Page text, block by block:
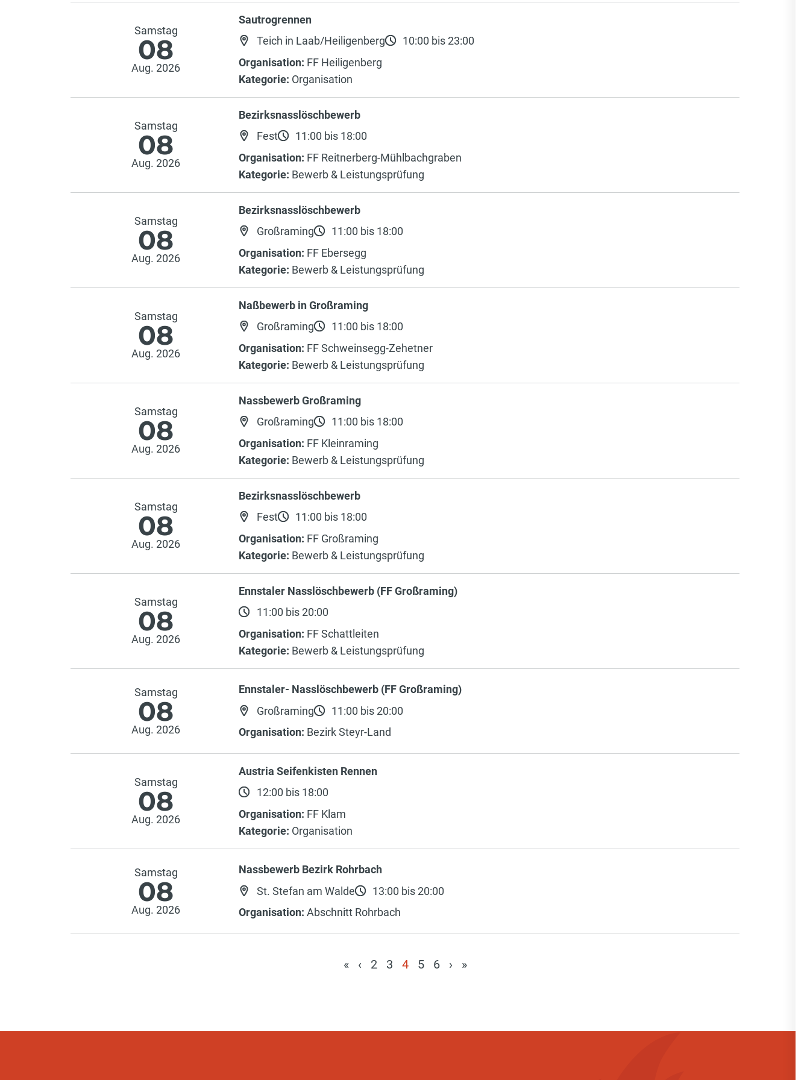
Samstag
08
Aug. 2026
Sautrogrennen
Teich in Laab/Heiligenberg
10:00 bis 23:00
Organisation: FF Heiligenberg
Kategorie: Organisation
Samstag
08
Aug. 2026
Bezirksnasslöschbewerb
Fest
11:00 bis 18:00
Organisation: FF Reitnerberg-Mühlbachgraben
Kategorie: Bewerb & Leistungsprüfung
Samstag
08
Aug. 2026
Bezirksnasslöschbewerb
Großraming
11:00 bis 18:00
Organisation: FF Ebersegg
Kategorie: Bewerb & Leistungsprüfung
Samstag
08
Aug. 2026
Naßbewerb in Großraming
Großraming
11:00 bis 18:00
Organisation: FF Schweinsegg-Zehetner
Kategorie: Bewerb & Leistungsprüfung
Samstag
08
Aug. 2026
Nassbewerb Großraming
Großraming
11:00 bis 18:00
Organisation: FF Kleinraming
Kategorie: Bewerb & Leistungsprüfung
Samstag
08
Aug. 2026
Bezirksnasslöschbewerb
Fest
11:00 bis 18:00
Organisation: FF Großraming
Kategorie: Bewerb & Leistungsprüfung
Samstag
08
Aug. 2026
Ennstaler Nasslöschbewerb (FF Großraming)
11:00 bis 20:00
Organisation: FF Schattleiten
Kategorie: Bewerb & Leistungsprüfung
Samstag
08
Aug. 2026
Ennstaler- Nasslöschbewerb (FF Großraming)
Großraming
11:00 bis 20:00
Organisation: Bezirk Steyr-Land
Samstag
08
Aug. 2026
Austria Seifenkisten Rennen
12:00 bis 18:00
Organisation: FF Klam
Kategorie: Organisation
Samstag
08
Aug. 2026
Nassbewerb Bezirk Rohrbach
St. Stefan am Walde
13:00 bis 20:00
Organisation: Abschnitt Rohrbach
« ‹ 2 3 4 5 6 › »